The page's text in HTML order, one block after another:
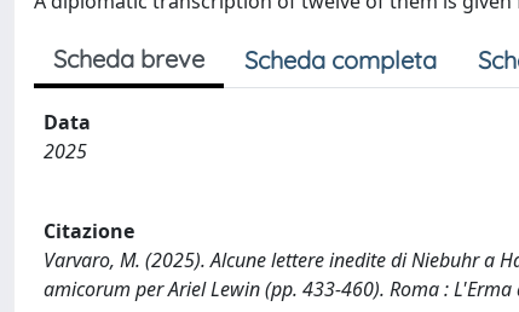
Scheda breve Scheda completa
Data
2025
Citazione
Varvaro, M. (2025). Alcune lettere inedite di Niebuhr a
amicorum per Ariel Lewin (pp. 433-460). Roma : L'Erma